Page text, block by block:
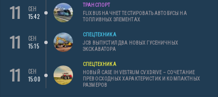
11
СЕН
15:42
ТРАНСПОРТ
FLIXBUS НАЧНЕТ ТЕСТИРОВАТЬ АВТОБУСЫ НА
ТОПЛИВНЫХ ЭЛЕМЕНТАХ
11
СЕН
15:15
СПЕЦТЕХНИКА
JCB ВЫПУСТИЛ ДВА НОВЫХ ГУСЕНИЧНЫХ
ЭКСКАВАТОРА
11
СЕН
15:00
СПЕЦТЕХНИКА
НОВЫЙ CASE IH VESTRUM CVXDRIVE – СОЧЕТАНИЕ
ПРЕВОСХОДНЫХ ХАРАКТЕРИСТИК И КОМПАКТНЫХ
РАЗМЕРОВ